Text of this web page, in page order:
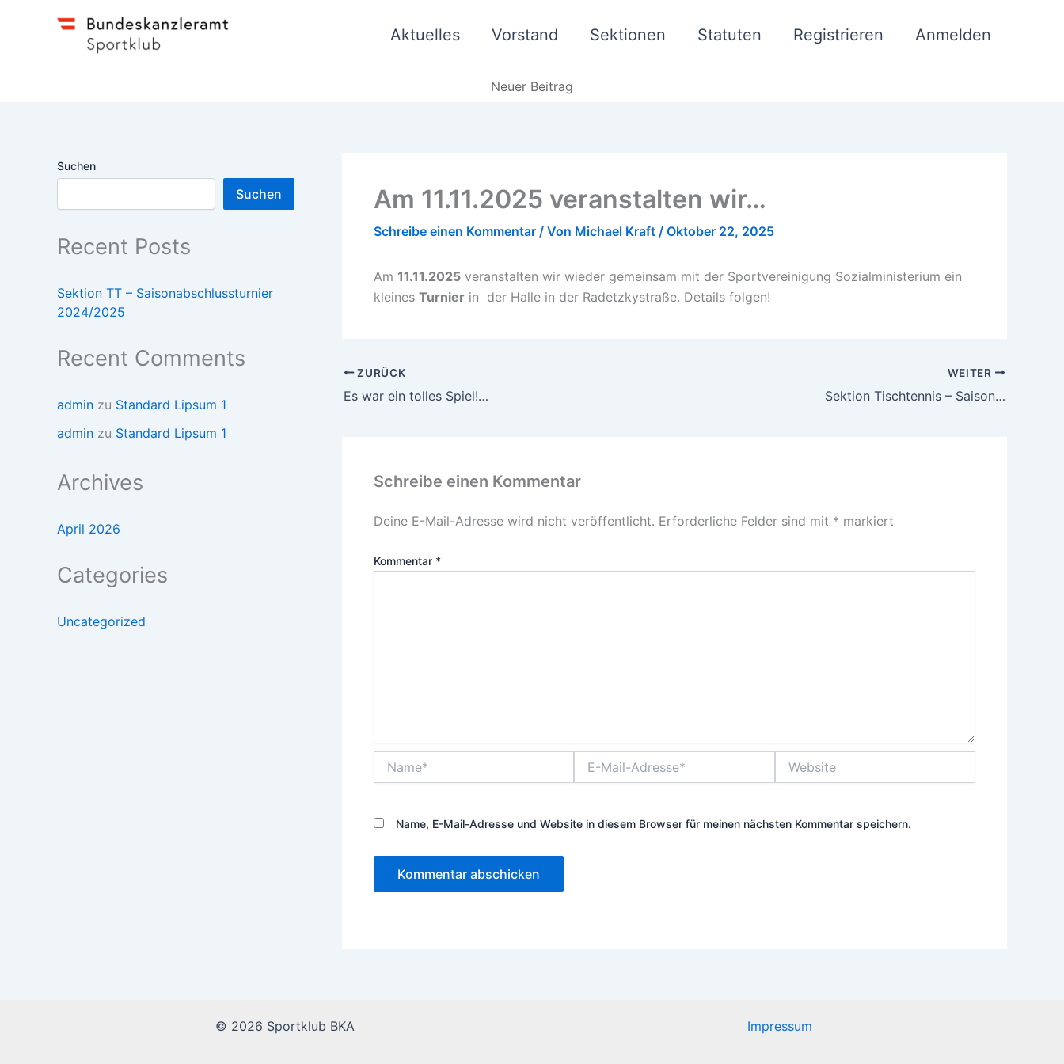
Aktuelles Vorstand Sektionen Statuten Registrieren Anmelden
Neuer Beitrag
Suchen
Suchen
Recent Posts
Sektion TT – Saisonabschlussturnier
2024/2025
Recent Comments
admin zu Standard Lipsum 1
admin zu Standard Lipsum 1
Archives
April 2026
Categories
Uncategorized
Am 11.11.2025 veranstalten wir…
Schreibe einen Kommentar / Von Michael Kraft / Oktober 22, 2025
Am 11.11.2025 veranstalten wir wieder gemeinsam mit der Sportvereinigung Sozialministerium ein
kleines Turnier in der Halle in der Radetzkystraße. Details folgen!
ZURÜCK
Es war ein tolles Spiel!…
WEITER
Sektion Tischtennis – Saison…
Schreibe einen Kommentar
Deine E-Mail-Adresse wird nicht veröffentlicht. Erforderliche Felder sind mit * markiert
Kommentar *
Mail-
Name, E-Mail-Adresse und Website in diesem Browser für meinen nächsten Kommentar speichern.
© 2026 Sportklub BKA Impressum